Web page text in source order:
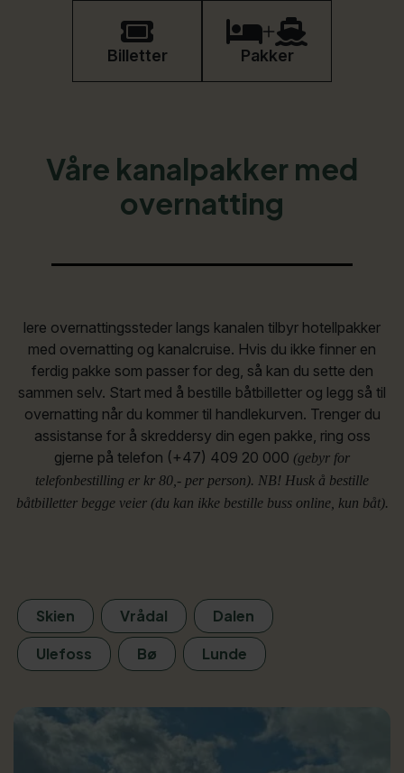
Billetter Pakker
Våre kanalpakker med
overnatting
lere overnattingssteder langs kanalen tilbyr hotellpakker
med overnatting og kanalcruise. Hvis du ikke finner en
ferdig pakke som passer for deg, så kan du sette den
sammen selv. Start med å bestille båtbilletter og legg så til
overnatting når du kommer til handlekurven. Trenger du
assistanse for å skreddersy din egen pakke, ring oss
gjerne på telefon (+47) 409 20 000 (gebyr for
telefonbestilling er kr 80,- per person). NB! Husk å bestille
båtbilletter begge veier (du kan ikke bestille buss online, kun båt).
Skien Vrådal
Dalen
Ulefoss
Bø Lunde